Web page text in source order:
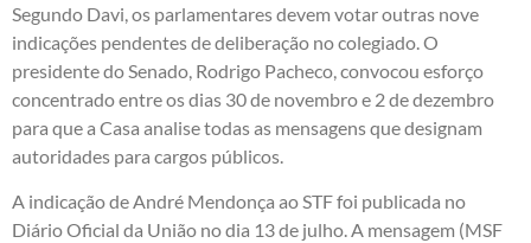
Segundo Davi, os parlamentares devem votar outras nove
indicações pendentes de deliberação no colegiado. O
presidente do Senado, Rodrigo Pacheco, convocou esforço
concentrado entre os dias 30 de novembro e 2 de dezembro
para que a Casa analise todas as mensagens que designam
autoridades para cargos públicos.
A indicação de André Mendonça ao STF foi publicada no
Diário Oficial da União no dia 13 de julho. A mensagem (MSF